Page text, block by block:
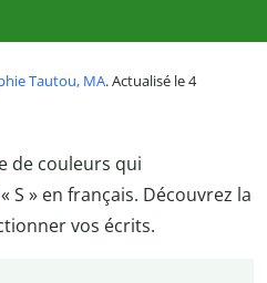
Tautou, MA. Actualisé le 4
de couleurs qui
« S » en français. Découvrez la
vos écrits.